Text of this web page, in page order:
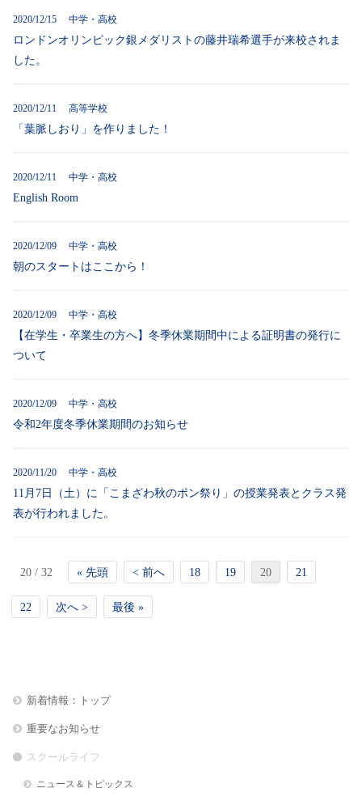
2020/12/15 中学・高校
ロンドンオリンピック銀メダリストの藤井瑞希選手が来校されま
した。
2020/12/11 高等学校
「葉脈しおり」を作りました！
2020/12/11 中学・高校
English Room
2020/12/09 中学・高校
朝のスタートはここから！
2020/12/09 中学・高校
【在学生・卒業生の方へ】冬季休業期間中による証明書の発行に
ついて
2020/12/09 中学・高校
令和2年度冬季休業期間のお知らせ
2020/11/20 中学・高校
11月7日（土）に「こまざわ秋のポン祭り」の授業発表とクラス発
表が行われました。
20 / 32 « 先頭 < 前へ 18 19 20 21
22 次へ > 最後 »
新着情報：トップ
重要なお知らせ
スクールライフ
ニュース＆トピックス